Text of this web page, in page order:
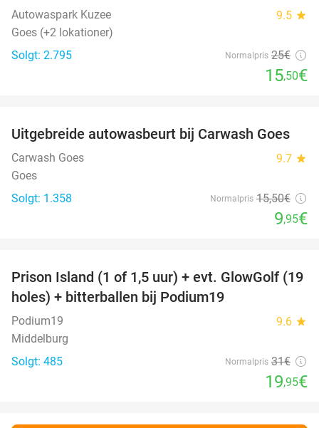
Autowaspark Kuzee 9.5 star
Goes (+2 lokationer)
Solgt: 2.795
Normalpris 25€
15,50€
36%
Uitgebreide autowasbeurt bij Carwash Goes
Carwash Goes 9.7 star
Goes
Solgt: 1.358
Normalpris 15,50€
9,95€
36%
Prison Island (1 of 1,5 uur) + evt. GlowGolf (19
holes) + bitterballen bij Podium19
Podium19 9.6 star
Middelburg
Solgt: 485
Normalpris 31€
19,95€